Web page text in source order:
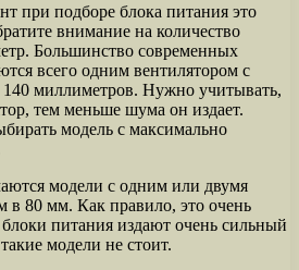
при подборе блока питания это
внимание на количество
Большинство современных
всего одним вентилятором с
миллиметров. Нужно учитывать,
тем меньше шума он издает.
модель с максимально
модели с одним или двумя
в 80 мм. Как правило, это очень
питания издают очень сильный
модели не стоит.